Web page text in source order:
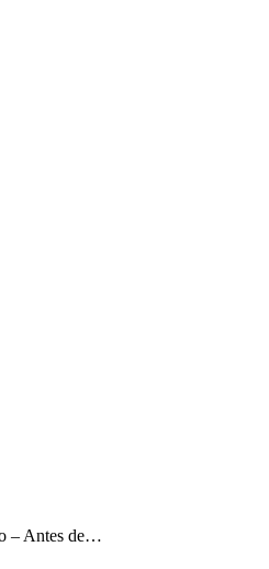
– Antes de…